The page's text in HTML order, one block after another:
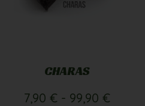
CHARAS
7,90 € - 99,90 €